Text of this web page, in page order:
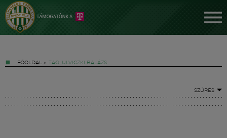
FŐOLDAL » TAG: ULVICZKI BALÁZS
SZŰRÉS